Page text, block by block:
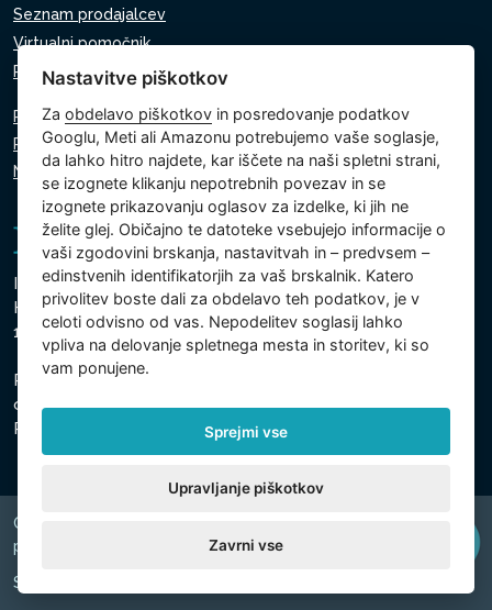
Seznam prodajalcev
Virtualni pomočnik
Pišite nam
Politika zasebnosti
Politika piškotkov
Nastavitve piškotkov
Intex Trading, s.r.o.
Hradecká 2526/3
130 00 Praga 3 - Češka
Podjetje je registrirano pri Mestnem sodišču v Pragi,
oddelek C, vložek 74759
Registrska št. 26150808, ID za DDV: CZ26150808
Copyright © 2026 INTEX TRADING s.r.o. Všechna
právavyhrazena.
Spletni naslov
Nastavitve piškotkov
Zaobdelavo piškotkov in posredovanje podatkov
Googlu, Meti ali Amazonu potrebujemo vaše soglasje,
da lahko hitro najdete, kar iščete na naši spletni strani,
se izognete klikanju nepotrebnih povezav in se
izognete prikazovanju oglasov za izdelke, ki jih ne
želite glej. Običajno te datoteke vsebujejo informacije o
vaši zgodovini brskanja, nastavitvah in – predvsem –
edinstvenih identifikatorjih za vaš brskalnik. Katero
privolitev boste dali za obdelavo teh podatkov, je v
celoti odvisno od vas. Nepodelitev soglasij lahko
vpliva na delovanje spletnega mesta in storitev, ki so
vam ponujene.
Sprejmi vse
Upravljanje piškotkov
Zavrni vse